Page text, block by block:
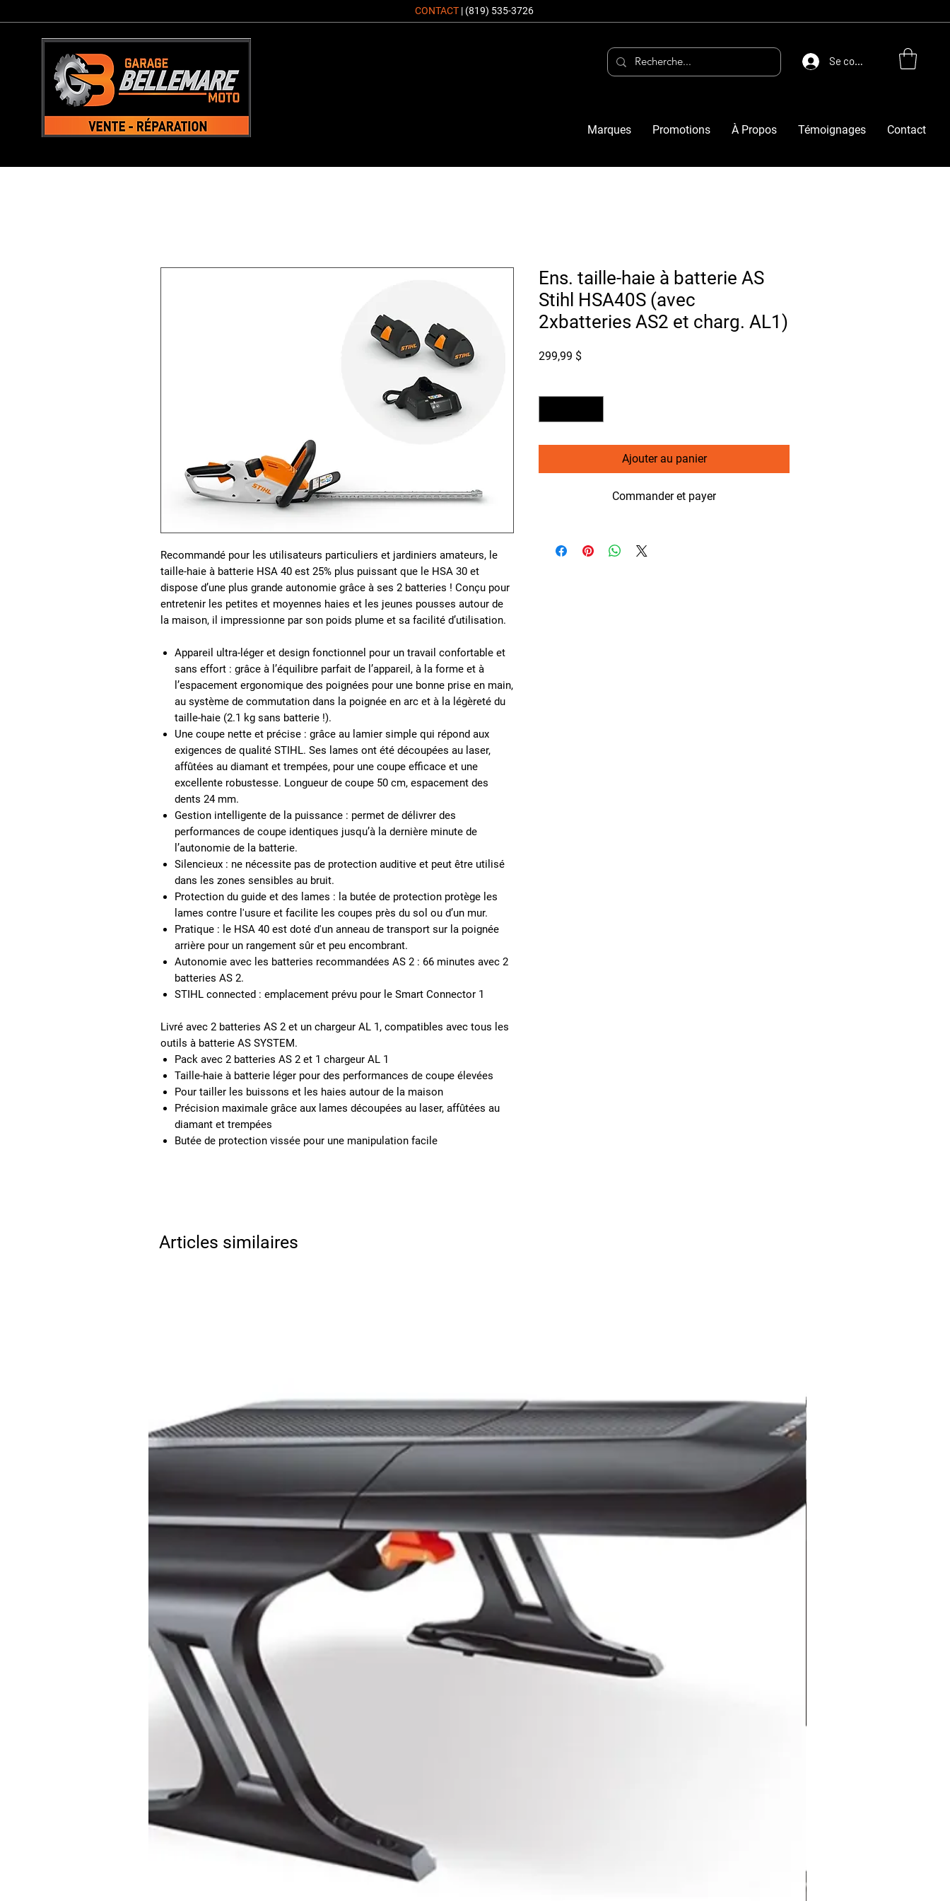
CONTACT | (819) 535-3726
Se connecter
Marques Promotions À Propos Témoignages Contact
Recommandé pour les utilisateurs particuliers et jardiniers amateurs, le
taille-haie à batterie HSA 40 est 25% plus puissant que le HSA 30 et
dispose d’une plus grande autonomie grâce à ses 2 batteries ! Conçu pour
entretenir les petites et moyennes haies et les jeunes pousses autour de
la maison, il impressionne par son poids plume et sa facilité d’utilisation.
Appareil ultra-léger et design fonctionnel pour un travail confortable et
sans effort : grâce à l’équilibre parfait de l’appareil, à la forme et à
l’espacement ergonomique des poignées pour une bonne prise en main,
au système de commutation dans la poignée en arc et à la légèreté du
taille-haie (2.1 kg sans batterie !).
Une coupe nette et précise : grâce au lamier simple qui répond aux
exigences de qualité STIHL. Ses lames ont été découpées au laser,
affûtées au diamant et trempées, pour une coupe efficace et une
excellente robustesse. Longueur de coupe 50 cm, espacement des
dents 24 mm.
Gestion intelligente de la puissance : permet de délivrer des
performances de coupe identiques jusqu’à la dernière minute de
l’autonomie de la batterie.
Silencieux : ne nécessite pas de protection auditive et peut être utilisé
dans les zones sensibles au bruit.
Protection du guide et des lames : la butée de protection protège les
lames contre l'usure et facilite les coupes près du sol ou d’un mur.
Pratique : le HSA 40 est doté d'un anneau de transport sur la poignée
arrière pour un rangement sûr et peu encombrant.
Autonomie avec les batteries recommandées AS 2 : 66 minutes avec 2
batteries AS 2.
STIHL connected : emplacement prévu pour le Smart Connector 1
Livré avec 2 batteries AS 2 et un chargeur AL 1, compatibles avec tous les
outils à batterie AS SYSTEM.
Pack avec 2 batteries AS 2 et 1 chargeur AL 1
Taille-haie à batterie léger pour des performances de coupe élevées
Pour tailler les buissons et les haies autour de la maison
Précision maximale grâce aux lames découpées au laser, affûtées au
diamant et trempées
Butée de protection vissée pour une manipulation facile
Ens. taille-haie à batterie AS
Stihl HSA40S (avec
2xbatteries AS2 et charg. AL1)
299,99 $Prix
Ajouter au panier
Commander et payer
Articles similaires